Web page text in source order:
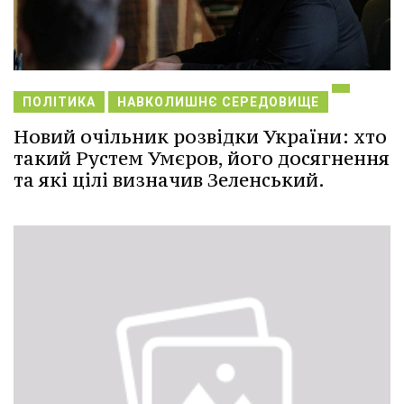
ПОЛІТИКА НАВКОЛИШНЄ СЕРЕДОВИЩЕ
Новий очільник розвідки України: хто
такий Рустем Умєров, його досягнення
та які цілі визначив Зеленський.